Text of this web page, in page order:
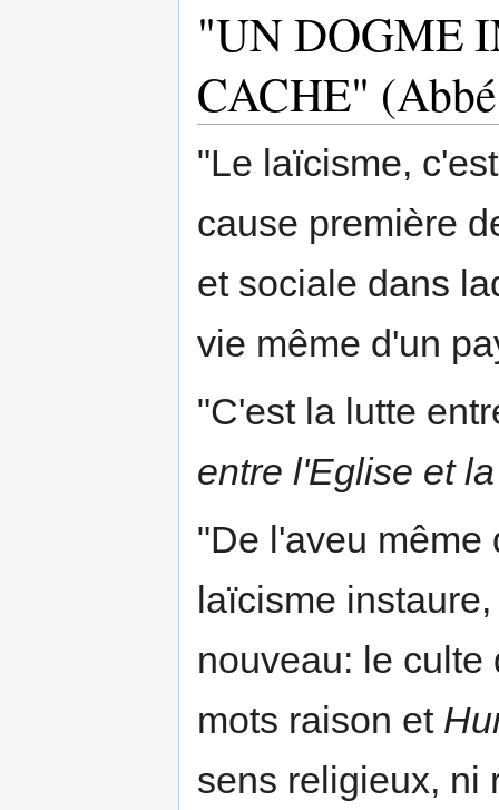
"UN DOGME
CACHE"
"Le laïcisme,
cause première
et sociale dans
vie même d'un
"C'est la lutte
entre l'Eglise et
"De l'aveu même
laïcisme
nouveau: le culte
mots raison et
sens religieux, ni